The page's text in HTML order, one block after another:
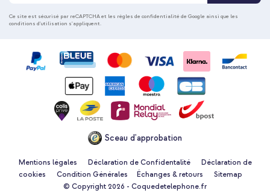
c
r
Ce site est sécurisé par reCAPTCHA et les règles de confidentialité de Google ainsi que les
conditions d'utilisation s'appliquent.
Sceau d'approbation
Mentions légales Déclaration de Confidentalité
Déclaration de
cookies
Condition Générales Échanges & retours
Sitemap
© Copyright 2026 - Coquedetelephone.fr